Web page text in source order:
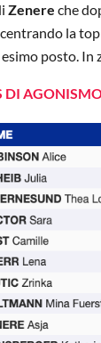
Zenere che
la
posto. In
DI